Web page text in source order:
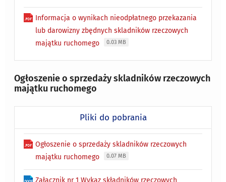
Informacja o wynikach nieodpłatnego przekazania
lub darowizny zbędnych skladników rzeczowych
majątku ruchomego
0.03 MB
Ogłoszenie o sprzedaży skladników rzeczowych
majątku ruchomego
Pliki do pobrania
Ogłoszenie o sprzedaży skladników rzeczowych
majątku ruchomego
0.07 MB